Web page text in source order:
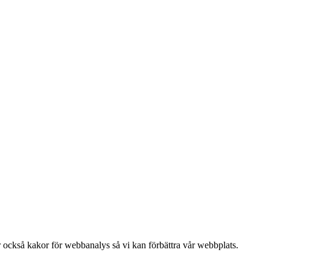
kakor för webbanalys så vi kan förbättra vår webbplats.